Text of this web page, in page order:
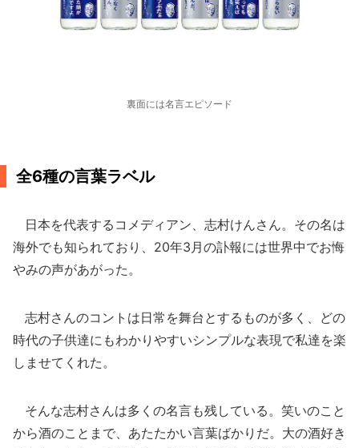
裏面には名言エピソード
全6種の言葉ラベル
日本を代表するコメディアン、志村けんさん。その名は
海外でも知られており、20年3月の訃報には世界中でお悔
やみの声があがった。
志村さんのコントは日常を舞台とするものが多く、どの
時代の子供達にもわかりやすいシンプルな表現で私達を楽
しませてくれた。
そんな志村さんは多くの名言も残している。笑いのこと
から酒のことまで、あたたかい言葉ばかりだ。大の酒好き